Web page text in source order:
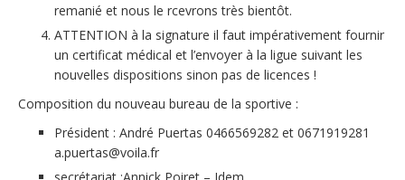
remanié et nous le rcevrons très bientôt.
ATTENTION à la signature il faut impérativement fournir
un certificat médical et l’envoyer à la ligue suivant les
nouvelles dispositions sinon pas de licences !
Composition du nouveau bureau de la sportive :
Président : André Puertas 0466569282 et 0671919281
a.puertas@voila.fr